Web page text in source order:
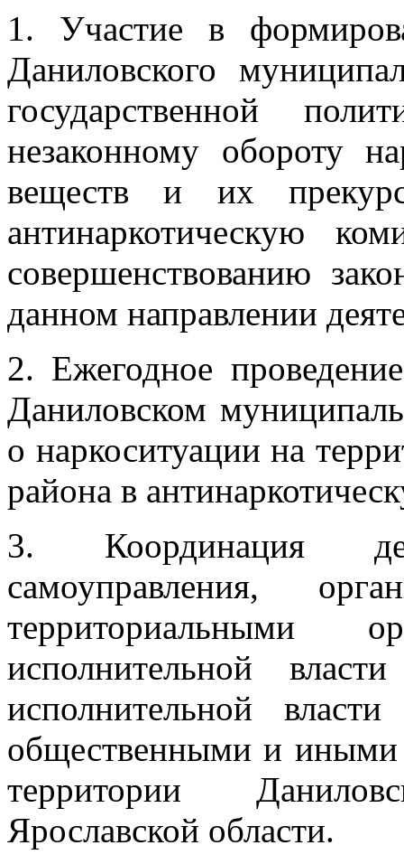
1. Участие в
Даниловского
государственной
незаконному обороту
веществ и их
антинаркотическую
совершенствованию
данном направлении
2. Ежегодное
Даниловском
о наркоситуации на
района в
3. Координация
самоуправления,
территориальными
исполнительной
исполнительной
общественными и иными
территории
Ярославской области.